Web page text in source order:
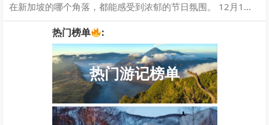
在新加坡的哪个角落，都能感受到浓郁的节日氛围。 12月1日
热门榜单 :
热门游记榜单